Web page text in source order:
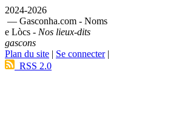
2024-2026
— Gasconha.com - Noms
e Lòcs - Nos lieux-dits
gascons
Plan du site | Se connecter|
RSS 2.0